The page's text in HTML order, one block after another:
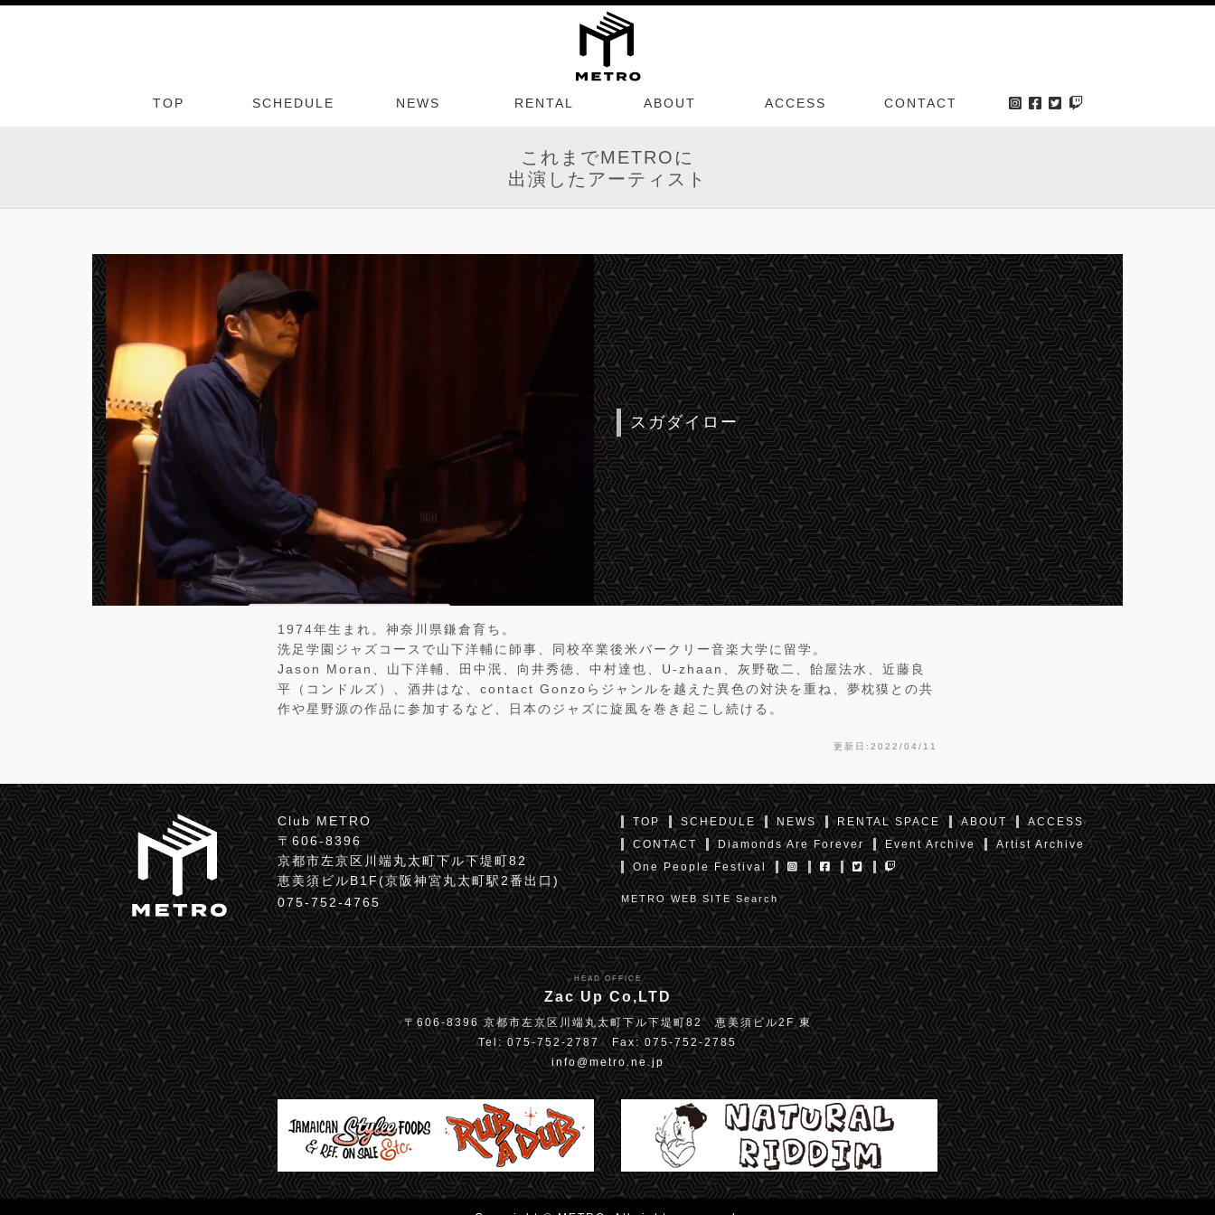
TOP SCHEDULE NEWS RENTAL ABOUT ACCESS CONTACT
これまでMETROに
出演したアーティスト
スガダイロー
1974年生まれ。神奈川県鎌倉育ち。
​洗足学園ジャズコースで山下洋輔に師事、同校卒業後米バークリー音楽大学に留学。
​Jason Moran、山下洋輔、田中泯、向井秀徳、中村達也、U-zhaan、灰野敬二、飴屋法水、近藤良
平（コンドルズ）、酒井はな、contact Gonzoらジャンルを越えた異色の対決を重ね、夢枕獏との共
作や星野源の作品に参加するなど、日本のジャズに旋風を巻き起こし続ける。
更新日:2022/04/11
Club METRO
〒606-8396
京都市左京区川端丸太町下ル下堤町82
恵美須ビルB1F(京阪神宮丸太町駅2番出口)
075-752-4765
TOP SCHEDULE NEWS RENTAL SPACE ABOUT
ACCESS
CONTACT
Diamonds Are Forever Event Archive
Artist Archive
One People Festival
METRO WEB SITE Search
HEAD OFFICE
Zac Up Co,LTD
〒606-8396 京都市左京区川端丸太町下ル下堤町82 恵美須ビル2F 東
Tel: 075-752-2787 Fax: 075-752-2785
info@metro.ne.jp